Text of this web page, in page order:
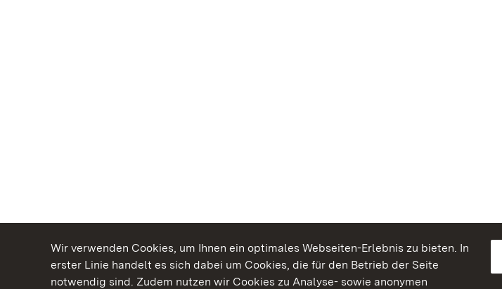
Wir verwenden Cookies, um Ihnen ein optimales Webseiten-Erlebnis zu bieten. In
erster Linie handelt es sich dabei um Cookies, die für den Betrieb der Seite
notwendig sind. Zudem nutzen wir Cookies zu Analyse- sowie anonymen